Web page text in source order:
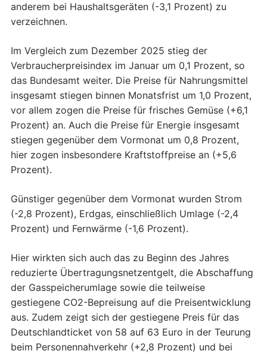
anderem bei Haushaltsgeräten (-3,1 Prozent) zu
verzeichnen.
Im Vergleich zum Dezember 2025 stieg der
Verbraucherpreisindex im Januar um 0,1 Prozent, so
das Bundesamt weiter. Die Preise für Nahrungsmittel
insgesamt stiegen binnen Monatsfrist um 1,0 Prozent,
vor allem zogen die Preise für frisches Gemüse (+6,1
Prozent) an. Auch die Preise für Energie insgesamt
stiegen gegenüber dem Vormonat um 0,8 Prozent,
hier zogen insbesondere Kraftstoffpreise an (+5,6
Prozent).
Günstiger gegenüber dem Vormonat wurden Strom
(-2,8 Prozent), Erdgas, einschließlich Umlage (-2,4
Prozent) und Fernwärme (-1,6 Prozent).
Hier wirkten sich auch das zu Beginn des Jahres
reduzierte Übertragungsnetzentgelt, die Abschaffung
der Gasspeicherumlage sowie die teilweise
gestiegene CO2-Bepreisung auf die Preisentwicklung
aus. Zudem zeigt sich der gestiegene Preis für das
Deutschlandticket von 58 auf 63 Euro in der Teurung
beim Personennahverkehr (+2,8 Prozent) und bei